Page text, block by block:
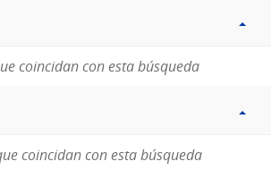
coincidan con esta búsqueda
coincidan con esta búsqueda